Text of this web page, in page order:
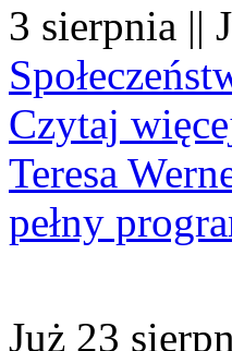
3 sierpnia ||
Czytaj
Teresa
pełny
Już 23